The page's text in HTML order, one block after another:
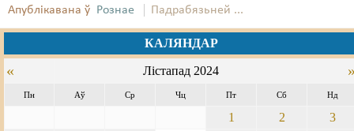
Апублікавана ў Рознае Падрабязьней ...
КАЛЯНДАР
« Лістапад 2024
Пн Аў Ср Чц Пт Сб Нд
1 2
3
Рознае
Свабода слова
Свабода сумленьня